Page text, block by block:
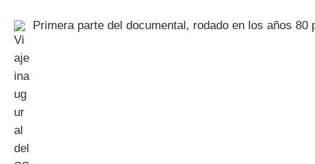
Primera parte del documental, rodado en los años 80